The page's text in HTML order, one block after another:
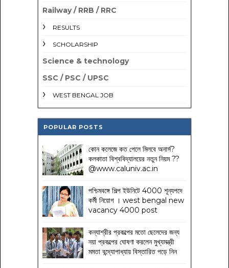
Railway / RRB / RRC
RESULTS
SCHOLARSHIP
Science & technology
SSC / PSC / UPSC
WEST BENGAL JOB
POPULAR POSTS
কোন কলেজে কত পেলে মিলবে অনার্স?
কলকাতা বিশ্ববিদ্যালয়ের নতুন নিয়ম??
@www.caluniv.ac.in
পশ্চিমবঙ্গে শিল্প ইউনিটে 4000 শূন্যপদে
কর্মী নিয়োগ । west bengal new
vacancy 4000 post
কন্যাশ্রীর প্রকল্পের মতো ছেলেদের জন্য
নয়া প্রকল্পের ঘোষণা করলেন মুখ্যমন্ত্রী
মমতা বন্দ্যোপাধ্যায় বিস্তারিত পড়ে নিন